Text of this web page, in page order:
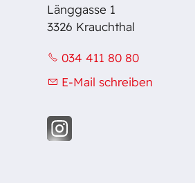
Länggasse 1
3326 Krauchthal
034 411 80 80
E-Mail schreiben